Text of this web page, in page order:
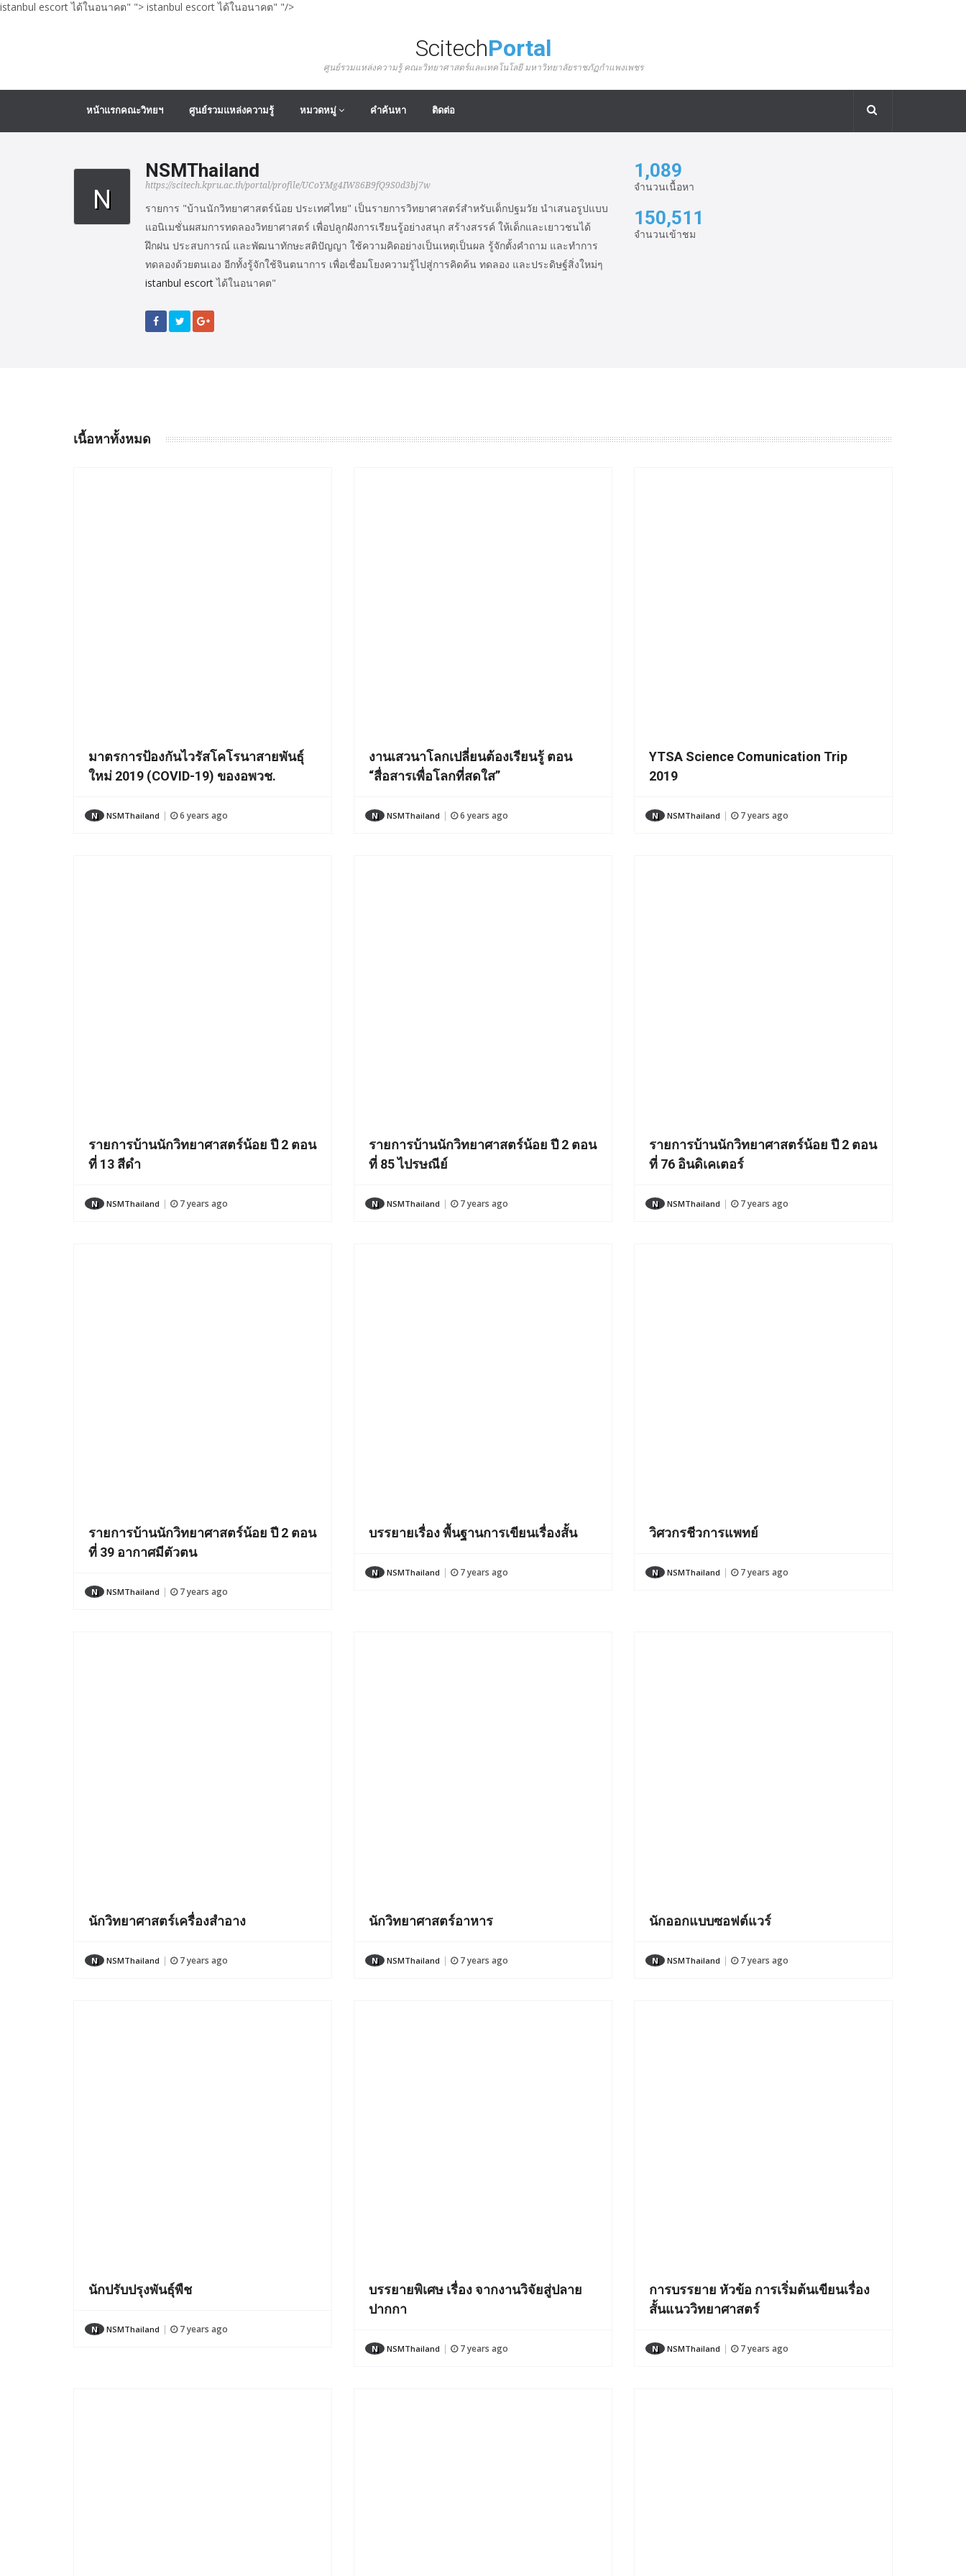
istanbul escort ได้ในอนาคต" "> istanbul escort ได้ในอนาคต" "/>
ScitechPortal
ศูนย์รวมแหล่งความรู้ คณะวิทยาศาสตร์และเทคโนโลยี มหาวิทยาลัยราชภัฏกำแพงเพชร
หน้าแรกคณะวิทยฯ ศูนย์รวมแหล่งความรู้ หมวดหมู่ คำค้นหา ติดต่อ
N
NSMThailand
https://scitech.kpru.ac.th/portal/profile/UCoYMg4IW86B9fQ9S0d3bj7w
รายการ "บ้านนักวิทยาศาสตร์น้อย ประเทศไทย" เป็นรายการวิทยาศาสตร์สำหรับเด็กปฐมวัย นำเสนอรูปแบบ
แอนิเมชั่นผสมการทดลองวิทยาศาสตร์ เพื่อปลูกฝังการเรียนรู้อย่างสนุก สร้างสรรค์ ให้เด็กและเยาวชนได้
ฝึกฝน ประสบการณ์ และพัฒนาทักษะสติปัญญา ใช้ความคิดอย่างเป็นเหตุเป็นผล รู้จักตั้งคำถาม และทำการ
ทดลองด้วยตนเอง อีกทั้งรู้จักใช้จินตนาการ เพื่อเชื่อมโยงความรู้ไปสู่การคิดค้น ทดลอง และประดิษฐ์สิ่งใหม่ๆ
istanbul escortได้ในอนาคต"
1,089
จำนวนเนื้อหา
150,511
จำนวนเข้าชม
เนื้อหาทั้งหมด
มาตรการป้องกันไวรัสโคโรนาสายพันธุ์
ใหม่ 2019 (COVID-19) ของอพวช.
N NSMThailand 6 years ago
งานเสวนาโลกเปลี่ยนต้องเรียนรู้ ตอน
“สื่อสารเพื่อโลกที่สดใส”
N NSMThailand 6 years ago
YTSA Science Comunication Trip
2019
N NSMThailand 7 years ago
รายการบ้านนักวิทยาศาสตร์น้อย ปี 2 ตอน
ที่ 13 สีดำ
N NSMThailand 7 years ago
รายการบ้านนักวิทยาศาสตร์น้อย ปี 2 ตอน
ที่ 85 ไปรษณีย์
N NSMThailand 7 years ago
รายการบ้านนักวิทยาศาสตร์น้อย ปี 2 ตอน
ที่ 76 อินดิเคเตอร์
N NSMThailand 7 years ago
รายการบ้านนักวิทยาศาสตร์น้อย ปี 2 ตอน
ที่ 39 อากาศมีตัวตน
N NSMThailand 7 years ago
บรรยายเรื่อง พื้นฐานการเขียนเรื่องสั้น
N NSMThailand 7 years ago
วิศวกรชีวการแพทย์
N NSMThailand 7 years ago
นักวิทยาศาสตร์เครื่องสำอาง
N NSMThailand 7 years ago
นักวิทยาศาสตร์อาหาร
N NSMThailand 7 years ago
นักออกแบบซอฟต์แวร์
N NSMThailand 7 years ago
นักปรับปรุงพันธุ์พืช
N NSMThailand 7 years ago
บรรยายพิเศษ เรื่อง จากงานวิจัยสู่ปลาย
ปากกา
N NSMThailand 7 years ago
การบรรยาย หัวข้อ การเริ่มต้นเขียนเรื่อง
สั้นแนววิทยาศาสตร์
N NSMThailand 7 years ago